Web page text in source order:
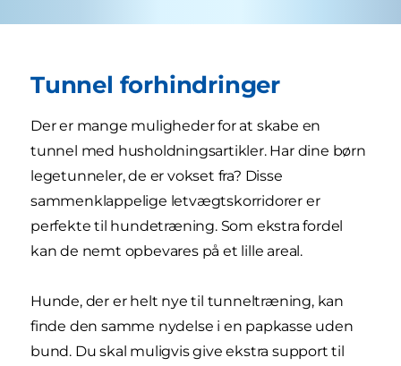
Tunnel forhindringer
Der er mange muligheder for at skabe en
tunnel med husholdningsartikler. Har dine børn
legetunneler, de er vokset fra? Disse
sammenklappelige letvægtskorridorer er
perfekte til hundetræning. Som ekstra fordel
kan de nemt opbevares på et lille areal.
Hunde, der er helt nye til tunneltræning, kan
finde den samme nydelse i en papkasse uden
bund. Du skal muligvis give ekstra support til